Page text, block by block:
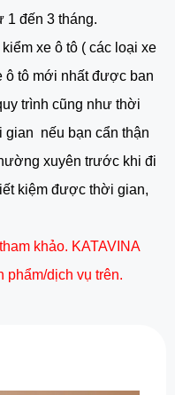
1 đến 3 tháng.
xe ô tô ( các loại xe
ô tô mới nhất được ban
trình cũng như thời
gian nếu bạn cẩn thận
xuyên trước khi đi
kiệm được thời gian,
khảo. KATAVINA
phẩm/dịch vụ trên.